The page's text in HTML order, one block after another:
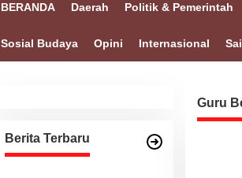
BERANDA Daerah Politik & Pemerintah
Sosial Budaya Opini Internasional
Berita Terbaru
Guru